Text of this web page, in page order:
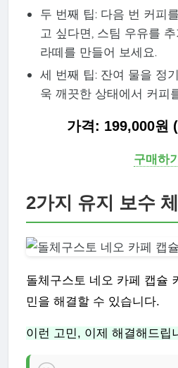
두 번째 팁: 다음 번 커피
고 싶다면, 스팀 우유를
라떼를 만들어 보세요.
세 번째 팁: 잔여 물을 정
욱 깨끗한 상태에서 커피
가격: 199,000원
구매하기
2가지 유지 보수
돌체구스토 네오 카페 캡슐
민을 해결할 수 있습니다.
이런 고민, 이제 해결해드립